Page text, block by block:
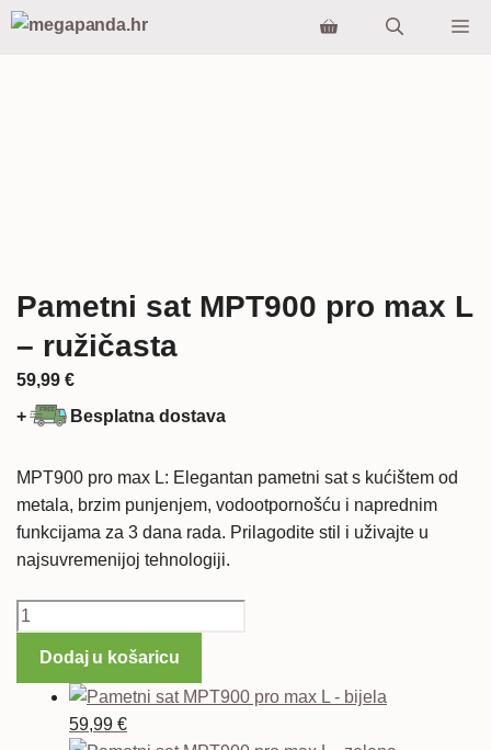
Preskoči
Pametni sat MPT900 pro max L
– ružičasta
59,99 €
+
Besplatna dostava
MPT900 pro max L: Elegantan pametni sat s kućištem od
metala, brzim punjenjem, vodootpornošću i naprednim
funkcijama za 3 dana rada. Prilagodite stil i uživajte u
najsuvremenijoj tehnologiji.
Pametni
MPT900
Dodaj u košaricu
59,99 €